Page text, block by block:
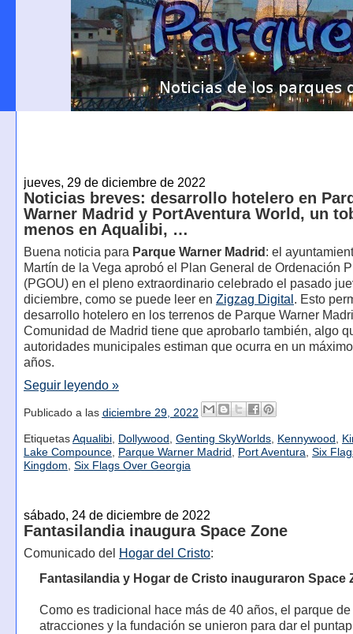
jueves, 29 de diciembre de 2022
Noticias breves: desarrollo hotelero en
Warner Madrid y PortAventura World, un
menos en Aqualibi, …
Buena noticia para Parque Warner Madrid : el
Martín de la Vega aprobó el Plan General de Ordenación
(PGOU) en el pleno extraordinario celebrado el pasado
diciembre, como se puede leer en Zigzag Digital . Esto
desarrollo hotelero en los terrenos de Parque Warner
Comunidad de Madrid tiene que aprobarlo también, algo
autoridades municipales estiman que ocurra en un
años.
Seguir leyendo »
Publicado a las diciembre 29, 2022
Etiquetas Aqualibi, Dollywood , Genting SkyWorlds, Kennywood ,
Lake Compounce, Parque Warner Madrid , Port Aventura, Six
Kingdom, Six Flags Over Georgia
sábado, 24 de diciembre de 2022
Fantasilandia inaugura Space Zone
Comunicado del Hogar del Cristo:
Fantasilandia y Hogar de Cristo inauguraron Space
Como es tradicional hace más de 40 años, el parque de
atracciones y la fundación se unieron para dar el